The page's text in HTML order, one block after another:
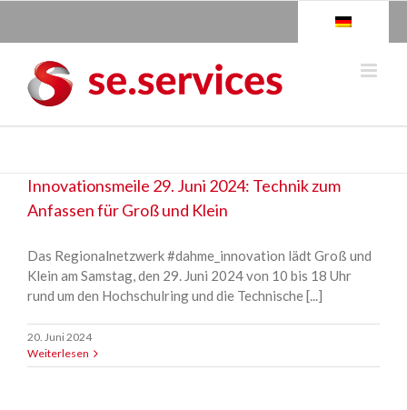
Innovationsmeile 29. Juni 2024: Technik zum
Anfassen für Groß und Klein
Das Regionalnetzwerk #dahme_innovation lädt Groß und
Klein am Samstag, den 29. Juni 2024 von 10 bis 18 Uhr
rund um den Hochschulring und die Technische [...]
20. Juni 2024
Weiterlesen